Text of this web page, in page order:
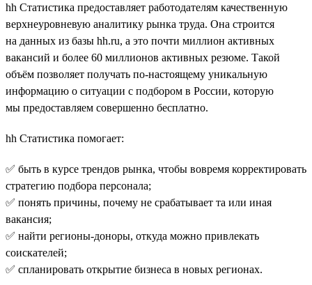
hh Статистика предоставляет работодателям качественную
верхнеуровневую аналитику рынка труда. Она строится
на данных из базы hh.ru, а это почти миллион активных
вакансий и более 60 миллионов активных резюме. Такой
объём позволяет получать по-настоящему уникальную
информацию о ситуации с подбором в России, которую
мы предоставляем совершенно бесплатно.
hh Статистика помогает:
✅ быть в курсе трендов рынка, чтобы вовремя корректировать
стратегию подбора персонала;
✅ понять причины, почему не срабатывает та или иная
вакансия;
✅ найти регионы-доноры, откуда можно привлекать
соискателей;
✅ спланировать открытие бизнеса в новых регионах.